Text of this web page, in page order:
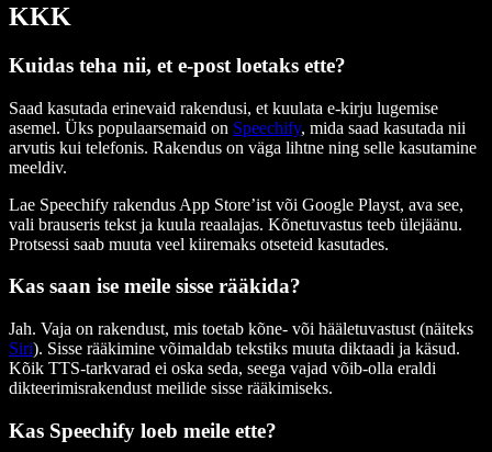
KKK
Kuidas teha nii, et e-post loetaks ette?
Saad kasutada erinevaid rakendusi, et kuulata e-kirju lugemise
asemel. Üks populaarsemaid on Speechify, mida saad kasutada nii
arvutis kui telefonis. Rakendus on väga lihtne ning selle kasutamine
meeldiv.
Lae Speechify rakendus App Store’ist või Google Playst, ava see,
vali brauseris tekst ja kuula reaalajas. Kõnetuvastus teeb ülejäänu.
Protsessi saab muuta veel kiiremaks otseteid kasutades.
Kas saan ise meile sisse rääkida?
Jah. Vaja on rakendust, mis toetab kõne- või hääletuvastust (näiteks
Siri). Sisse rääkimine võimaldab tekstiks muuta diktaadi ja käsud.
Kõik TTS-tarkvarad ei oska seda, seega vajad võib-olla eraldi
dikteerimisrakendust meilide sisse rääkimiseks.
Kas Speechify loeb meile ette?